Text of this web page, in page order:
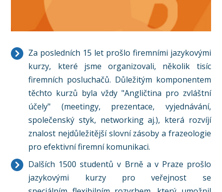
Za posledních 15 let prošlo firemními jazykovými
kurzy, které jsme organizovali, několik tisíc
firemních posluchačů. Důležitým komponentem
těchto kurzů byla vždy "Angličtina pro zvláštní
účely" (meetingy, prezentace, vyjednávání,
společenský styk, networking aj.), která rozvíjí
znalost nejdůležitější slovní zásoby a frazeologie
pro efektivní firemní komunikaci.
Dalších 1500 studentů v Brně a v Praze prošlo
jazykovými kurzy pro veřejnost se